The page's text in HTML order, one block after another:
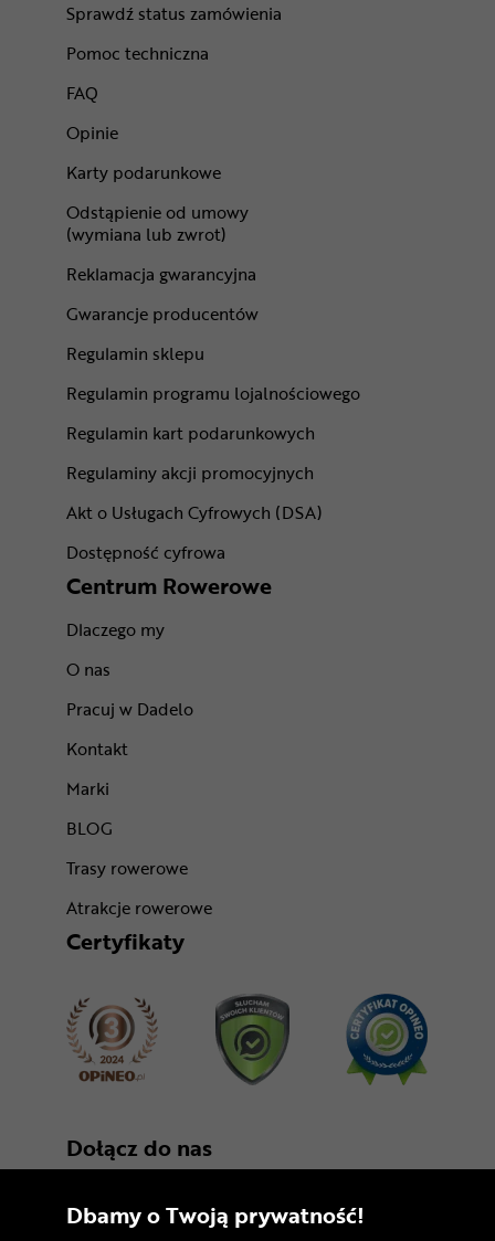
Sprawdź status zamówienia
Pomoc techniczna
FAQ
Opinie
Karty podarunkowe
Odstąpienie od umowy
(wymiana lub zwrot)
Reklamacja gwarancyjna
Gwarancje producentów
Regulamin sklepu
Regulamin programu lojalnościowego
Regulamin kart podarunkowych
Regulaminy akcji promocyjnych
Akt o Usługach Cyfrowych (DSA)
Dostępność cyfrowa
Centrum Rowerowe
Dlaczego my
O nas
Pracuj w Dadelo
Kontakt
Marki
BLOG
Trasy rowerowe
Atrakcje rowerowe
Certyfikaty
Dołącz do nas
Dbamy o Twoją prywatność!